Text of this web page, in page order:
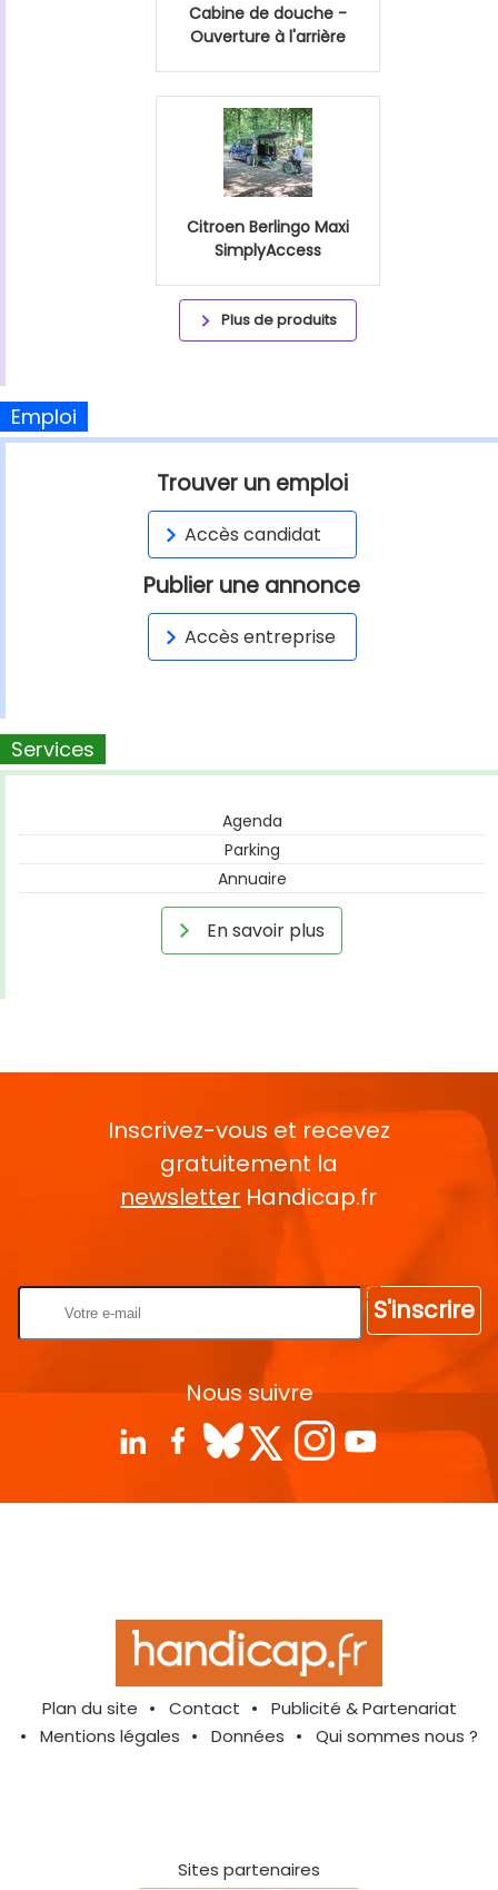
Cabine de douche -
Ouverture à l'arrière
Citroen Berlingo Maxi
SimplyAccess
Plus de produits
Emploi
Trouver un emploi
Accès candidat
Publier une annonce
Accès entreprise
Services
Agenda
Parking
Annuaire
En savoir plus
Inscrivez-vous et recevez
gratuitement la
newsletter Handicap.fr
S'inscrire
Nous suivre
Plan du site Contact
Publicité & Partenariat
Mentions légales
Données Qui sommes nous ?
Sites partenaires